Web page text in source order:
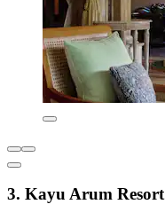
3. Kayu Arum Resort